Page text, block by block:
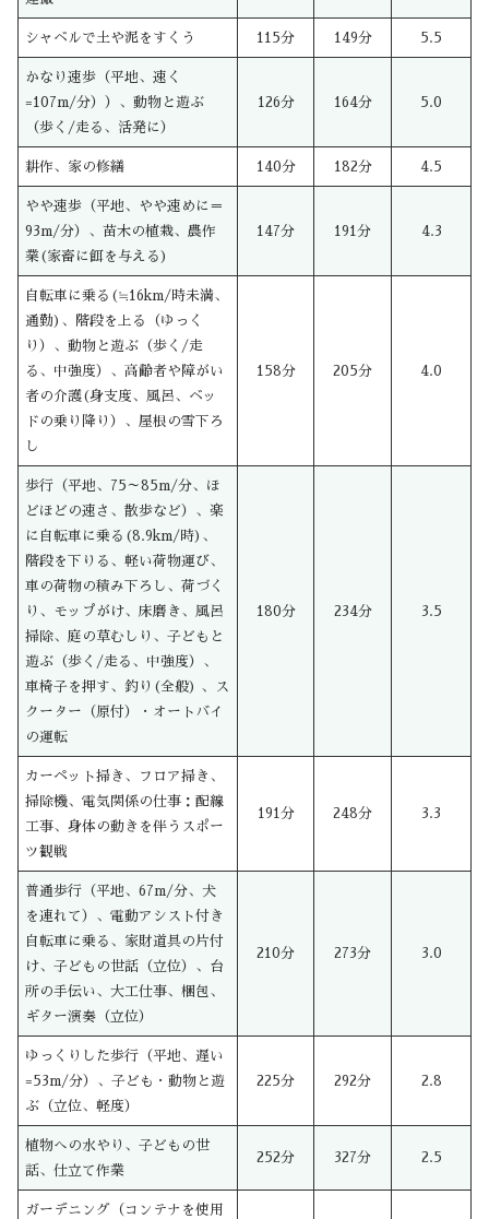
シャベルで土や泥をすくう 115分 149分 5.5
かなり速歩（平地、速く
=107m/分））、動物と遊ぶ
（歩く/走る、活発に）
126分 164分 5.0
耕作、家の修繕 140分 182分 4.5
やや速歩（平地、やや速めに＝
93m/分）、苗木の植栽、農作
業(家畜に餌を与える)
147分 191分 4.3
自転車に乗る(≒16km/時未満、
通勤)、階段を上る（ゆっく
り）、動物と遊ぶ（歩く/走
る、中強度）、高齢者や障がい
者の介護(身支度、風呂、ベッ
ドの乗り降り）、屋根の雪下ろ
し
158分 205分 4.0
歩行（平地、75～85m/分、ほ
どほどの速さ、散歩など）、楽
に自転車に乗る(8.9km/時)、
階段を下りる、軽い荷物運び、
車の荷物の積み下ろし、荷づく
り、モップがけ、床磨き、風呂
掃除、庭の草むしり、子どもと
遊ぶ（歩く/走る、中強度）、
車椅子を押す、釣り(全般) 、ス
クーター（原付）・オートバイ
の運転
180分 234分 3.5
カーペット掃き、フロア掃き、
掃除機、電気関係の仕事：配線
工事、身体の動きを伴うスポー
ツ観戦
191分 248分 3.3
普通歩行（平地、67m/分、犬
を連れて）、電動アシスト付き
自転車に乗る、家財道具の片付
け、子どもの世話（立位）、台
所の手伝い、大工仕事、梱包、
ギター演奏（立位）
210分 273分 3.0
ゆっくりした歩行（平地、遅い
=53m/分）、子ども・動物と遊
ぶ（立位、軽度）
225分 292分 2.8
植物への水やり、子どもの世
話、仕立て作業
252分 327分 2.5
ガーデニング（コンテナを使用